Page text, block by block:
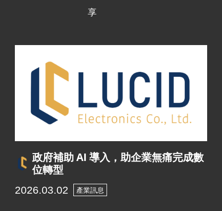
享
政府補助 AI 導入，助企業無痛完成數
位轉型
2026.03.02 產業訊息